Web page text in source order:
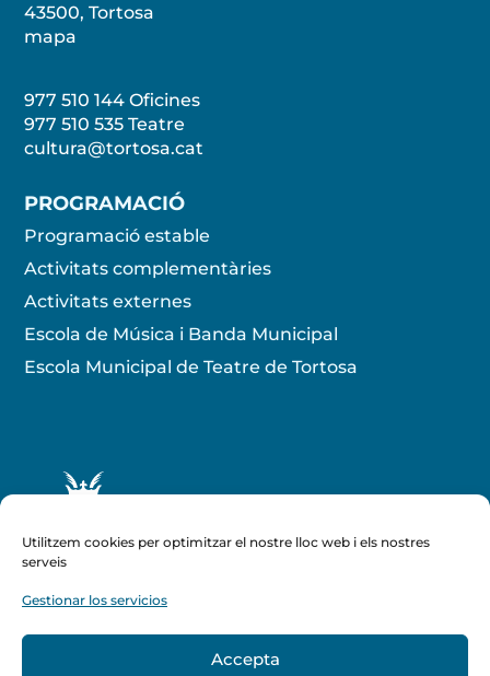
Utilitzem cookies per optimitzar el nostre lloc web i els nostres
serveis
Gestionar los servicios
Accepta
43500, Tortosa
mapa
977 510 144 Oficines
977 510 535 Teatre
cultura@tortosa.cat
PROGRAMACIÓ
Programació estable
Activitats complementàries
Activitats externes
Escola de Música i Banda Municipal
Escola Municipal de Teatre de Tortosa